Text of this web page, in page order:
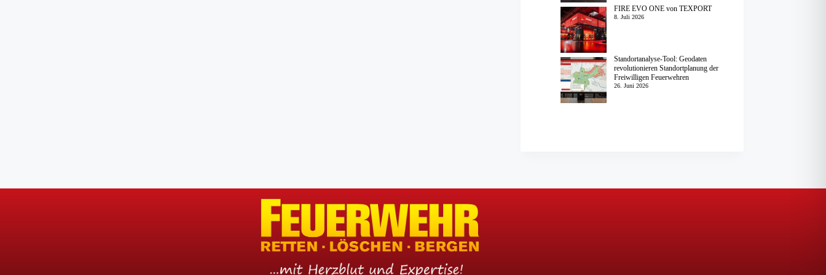
FIRE EVO ONE von TEXPORT
8. Juli 2026
Standortanalyse-Tool: Geodaten
revolutionieren Standortplanung der
Freiwilligen Feuerwehren
26. Juni 2026